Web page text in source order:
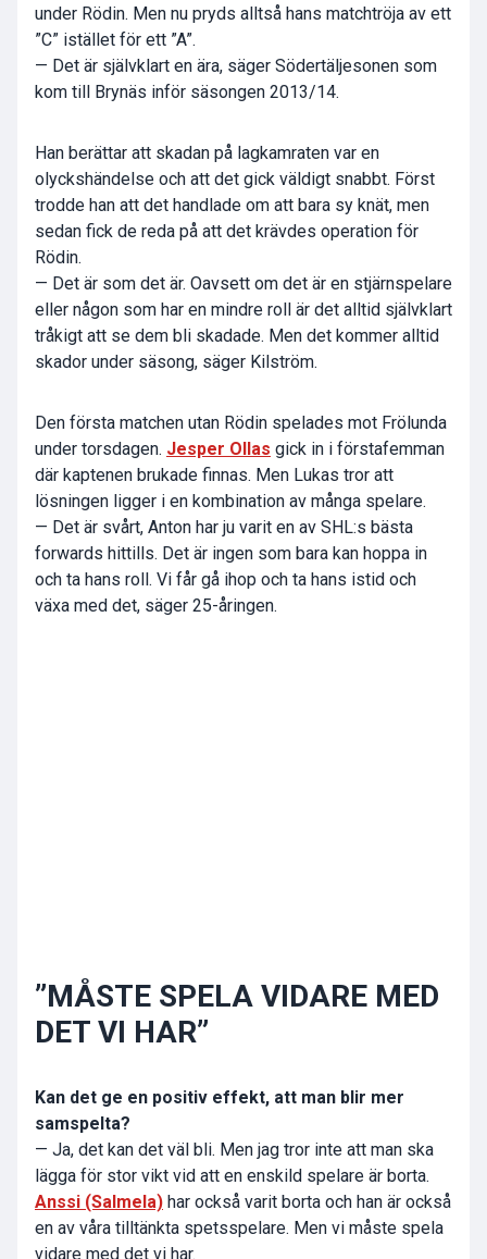
under Rödin. Men nu pryds alltså hans matchtröja av ett
”C” istället för ett ”A”.
— Det är självklart en ära, säger Södertäljesonen som
kom till Brynäs inför säsongen 2013/14.
Han berättar att skadan på lagkamraten var en
olyckshändelse och att det gick väldigt snabbt. Först
trodde han att det handlade om att bara sy knät, men
sedan fick de reda på att det krävdes operation för
Rödin.
— Det är som det är. Oavsett om det är en stjärnspelare
eller någon som har en mindre roll är det alltid självklart
tråkigt att se dem bli skadade. Men det kommer alltid
skador under säsong, säger Kilström.
Den första matchen utan Rödin spelades mot Frölunda
under torsdagen. Jesper Ollas gick in i förstafemman
där kaptenen brukade finnas. Men Lukas tror att
lösningen ligger i en kombination av många spelare.
— Det är svårt, Anton har ju varit en av SHL:s bästa
forwards hittills. Det är ingen som bara kan hoppa in
och ta hans roll. Vi får gå ihop och ta hans istid och
växa med det, säger 25-åringen.
”MÅSTE SPELA VIDARE MED
DET VI HAR”
Kan det ge en positiv effekt, att man blir mer
samspelta?
— Ja, det kan det väl bli. Men jag tror inte att man ska
lägga för stor vikt vid att en enskild spelare är borta.
Anssi (Salmela) har också varit borta och han är också
en av våra tilltänkta spetsspelare. Men vi måste spela
vidare med det vi har.